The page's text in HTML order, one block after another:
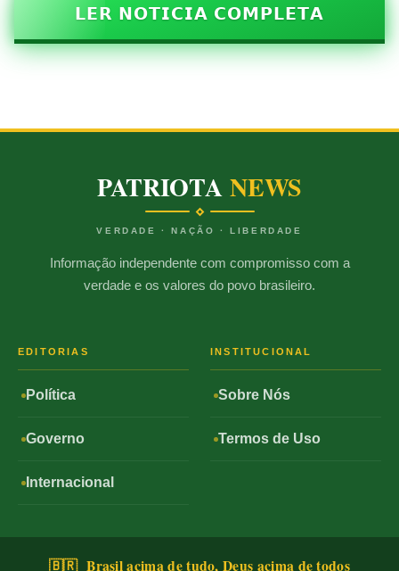
𝗟𝗘𝗥 𝗡𝗢𝗧𝗜𝗖𝗜𝗔 𝗖𝗢𝗠𝗣𝗟𝗘𝗧𝗔
PATRIOTANEWS
VERDADE · NAÇÃO · LIBERDADE
Informação independente com compromisso com a
verdade e os valores do povo brasileiro.
EDITORIAS
Política
Governo
Internacional
INSTITUCIONAL
Sobre Nós
Termos de Uso
🇧🇷 Brasil acima de tudo, Deus acima de todos